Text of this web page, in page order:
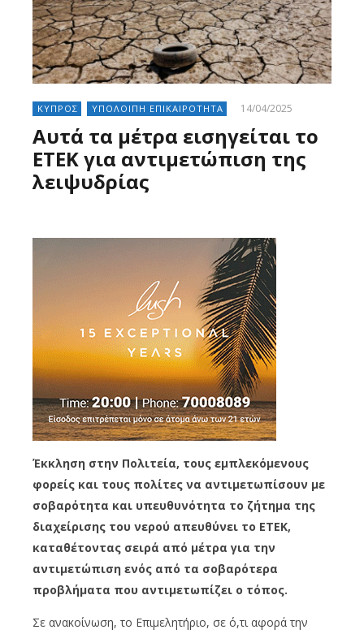
ΚΥΠΡΟΣ ΥΠΟΛΟΙΠΗ ΕΠΙΚΑΙΡΟΤΗΤΑ 14/04/2025
Αυτά τα μέτρα εισηγείται το
ΕΤΕΚ για αντιμετώπιση της
λειψυδρίας
Έκκληση στην Πολιτεία, τους εμπλεκόμενους
φορείς και τους πολίτες να αντιμετωπίσουν με
σοβαρότητα και υπευθυνότητα το ζήτημα της
διαχείρισης του νερού απευθύνει το ΕΤΕΚ,
καταθέτοντας σειρά από μέτρα για την
αντιμετώπιση ενός από τα σοβαρότερα
προβλήματα που αντιμετωπίζει ο τόπος.
Σε ανακοίνωση, το Επιμελητήριο, σε ό,τι αφορά την